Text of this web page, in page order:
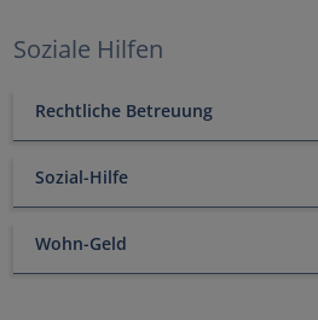
Soziale Hilfen
Rechtliche Betreuung
Sozial-Hilfe
Wohn-Geld